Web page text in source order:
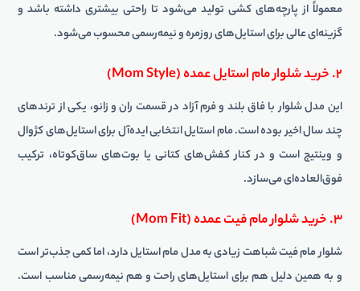
معمولاً از پارچه‌های کشی تولید می‌شود تا راحتی بیشتری داشته باشد و
گزینه‌ای عالی برای استایل‌های روزمره و نیمه‌رسمی محسوب می‌شود.
۲. خرید شلوار مام استایل عمده (Mom Style)
این مدل شلوار با فاق بلند و فرم آزاد در قسمت ران و زانو، یکی از ترندهای
چند سال اخیر بوده است. مام استایل انتخابی ایده‌آل برای استایل‌های کژوال
و وینتیج است و در کنار کفش‌های کتانی یا بوت‌های ساق‌کوتاه، ترکیب
فوق‌العاده‌ای می‌سازد.
۳. خرید شلوار مام فیت عمده (Mom Fit)
شلوار مام فیت شباهت زیادی به مدل مام استایل دارد، اما کمی جذب‌تر است
و به همین دلیل هم برای استایل‌های راحت و هم نیمه‌رسمی مناسب است.